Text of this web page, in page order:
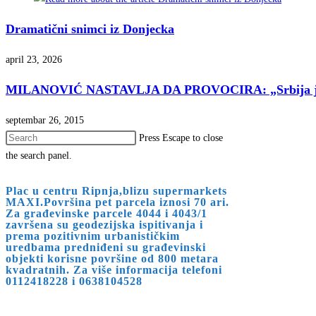
Dramatični snimci iz Donjecka
april 23, 2026
MILANOVIĆ NASTAVLJA DA PROVOCIRA: „Srbija
septembar 26, 2015
Press Escape to close
the search panel.
Plac u centru Ripnja,blizu supermarkets
MAXI.Površina pet parcela iznosi 70 ari.
Za građevinske parcele 4044 i 4043/1
završena su geodezijska ispitivanja i
prema pozitivnim urbanističkim
uredbama predniđeni su građevinski
objekti korisne površine od 800 metara
kvadratnih. Za više informacija telefoni
0112418228 i 0638104528